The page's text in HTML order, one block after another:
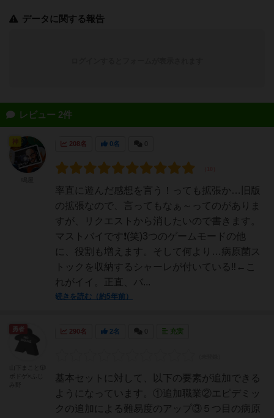
データに関する報告
レビュー 2件
208名 0名
率直に遊んだ感想を言う！っても拡張か…旧版
の拡張なので、言ってもなぁ～ってのがありま
すが、リクエストから消したいので書きます。
マストバイです❗(笑)3つのゲームモードの他
に、役割も増えます。そして何より…病原菌ス
トックを収納するシャーレが付いている‼️←こ
れがイイ。正直、バ...
続きを読む（約5年前）
神
290名 2名 充実
基本セットに対して、以下の要素が追加できる
ようになっています。①追加職業②エピデミッ
クの追加による難易度のアップ③５つ目の病原
勇者